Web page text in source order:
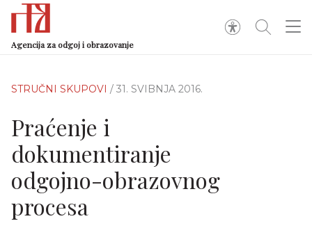
Agencija za odgoj i obrazovanje
STRUČNI SKUPOVI / 31. SVIBNJA 2016.
Praćenje i
dokumentiranje
odgojno-obrazovnog
procesa